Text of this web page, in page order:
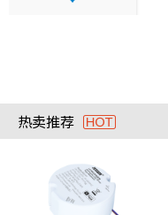
热卖推荐